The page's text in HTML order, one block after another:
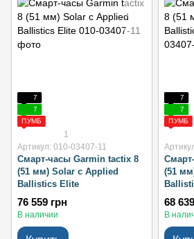
7
7
ПУМБ
1
Артикул: 010-03407-11
Смарт-часы Garmin tactix 8
(51 мм) Solar с Applied
Ballistics Elite
76 559 грн
В наличии
7
7
ПУМБ
(51
68
В